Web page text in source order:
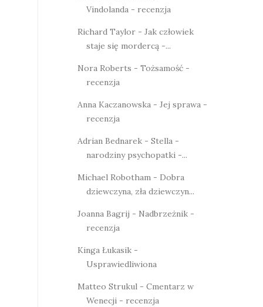
Vindolanda - recenzja
Richard Taylor - Jak człowiek
staje się mordercą -...
Nora Roberts - Tożsamość -
recenzja
Anna Kaczanowska - Jej sprawa -
recenzja
Adrian Bednarek - Stella -
narodziny psychopatki -...
Michael Robotham - Dobra
dziewczyna, zła dziewczyn...
Joanna Bagrij - Nadbrzeżnik -
recenzja
Kinga Łukasik -
Usprawiedliwiona
Matteo Strukul - Cmentarz w
Wenecji - recenzja